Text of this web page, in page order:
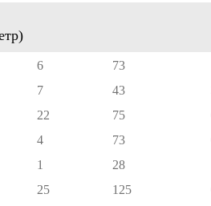
6 73
7 43
22 75
4 73
1 28
25 125